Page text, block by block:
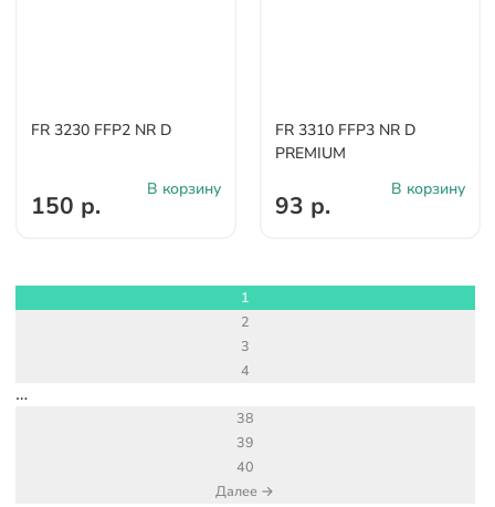
FR 3230 FFP2 NR D
150 р.
В корзину
FR 3310 FFP3 NR D
PREMIUM
93 р.
В корзину
1
2
3
4
…
38
39
40
Далее →